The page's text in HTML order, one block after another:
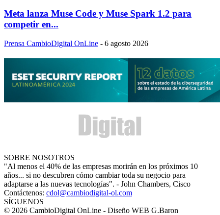
Meta lanza Muse Code y Muse Spark 1.2 para
competir en...
Prensa CambioDigital OnLine - 6 agosto 2026
SOBRE NOSOTROS
"Al menos el 40% de las empresas morirán en los próximos 10
años... si no descubren cómo cambiar toda su negocio para
adaptarse a las nuevas tecnologías". - John Chambers, Cisco
Contáctenos: cdol@cambiodigital-ol.com
SÍGUENOS
© 2026 CambioDigital OnLine - Diseño WEB G.Baron